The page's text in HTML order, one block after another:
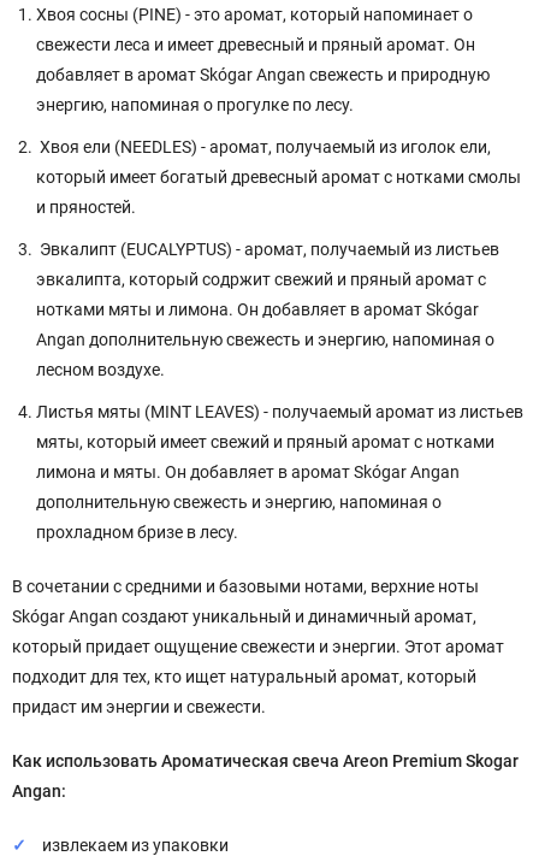
Хвоя сосны (PINE) - это аромат, который напоминает о
свежести леса и имеет древесный и пряный аромат. Он
добавляет в аромат Skógar Angan свежесть и природную
энергию, напоминая о прогулке по лесу.
Хвоя ели (NEEDLES) - аромат, получаемый из иголок ели,
который имеет богатый древесный аромат с нотками смолы
и пряностей.
Эвкалипт (EUCALYPTUS) - аромат, получаемый из листьев
эвкалипта, который содржит свежий и пряный аромат с
нотками мяты и лимона. Он добавляет в аромат Skógar
Angan дополнительную свежесть и энергию, напоминая о
лесном воздухе.
Листья мяты (MINT LEAVES) - получаемый аромат из листьев
мяты, который имеет свежий и пряный аромат с нотками
лимона и мяты. Он добавляет в аромат Skógar Angan
дополнительную свежесть и энергию, напоминая о
прохладном бризе в лесу.
В сочетании с средними и базовыми нотами, верхние ноты
Skógar Angan создают уникальный и динамичный аромат,
который придает ощущение свежести и энергии. Этот аромат
подходит для тех, кто ищет натуральный аромат, который
придаст им энергии и свежести.
Как использовать Ароматическая свеча Areon Premium Skogar
Angan:
извлекаем из упаковки